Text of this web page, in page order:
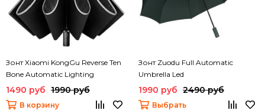
Зонт Xiaomi KongGu Reverse Ten
Bone Automatic Lighting
Umbrella
1490 руб 1990 руб
В корзину
Зонт Zuodu Full Automatic
Umbrella Led
1990 руб 2490 руб
Выбрать